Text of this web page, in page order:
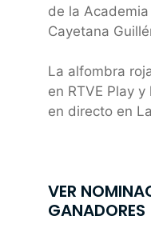
de la
Cayetana
La alfombra
en RTVE Play
en directo en
VER
GANADORES